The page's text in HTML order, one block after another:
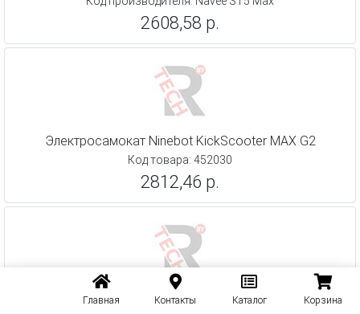
2608,58 р.
Электросамокат Ninebot KickScooter MAX G2
Код товара: 452030
2812,46 р.
Электроскутер Mizar Aria MZ14ARIA
Главная Контакты Каталог Корзина